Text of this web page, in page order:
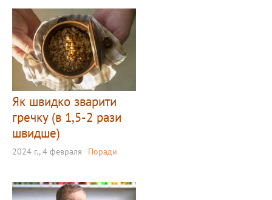
Як швидко зварити
гречку (в 1,5-2 рази
швидше)
2024 г., 4 февраля Поради